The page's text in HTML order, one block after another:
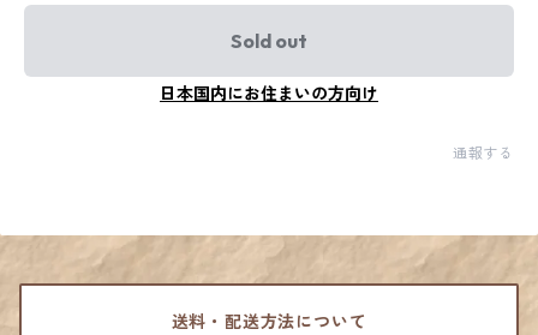
Sold out
日本国内にお住まいの方向け
通報する
送料・配送方法について